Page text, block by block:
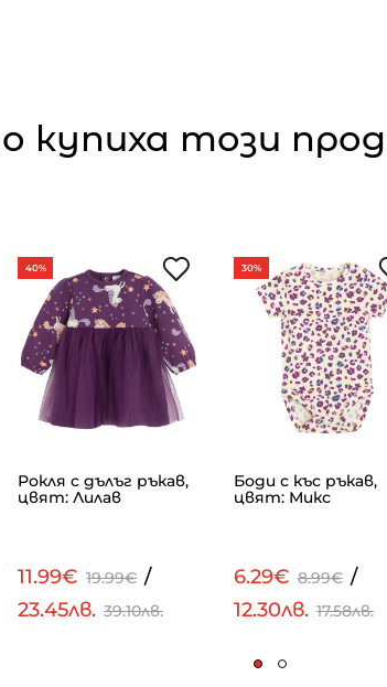
купиха този
40%
Рокля с дълъг ръкав,
цвят: Лилав
11.99€ 19.99€ /
23.45лв. 39.10лв.
30%
Боди с къс ръкав,
цвят: Микс
6.29€ 8.99€ /
12.30лв. 17.58лв.